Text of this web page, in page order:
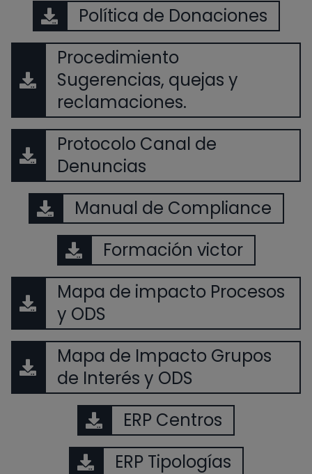
Política de Donaciones
Procedimiento
Sugerencias, quejas y
reclamaciones.
Protocolo Canal de
Denuncias
Manual de Compliance
Formación victor
Mapa de impacto Procesos
y ODS
Mapa de Impacto Grupos
de Interés y ODS
ERP Centros
ERP Tipologías